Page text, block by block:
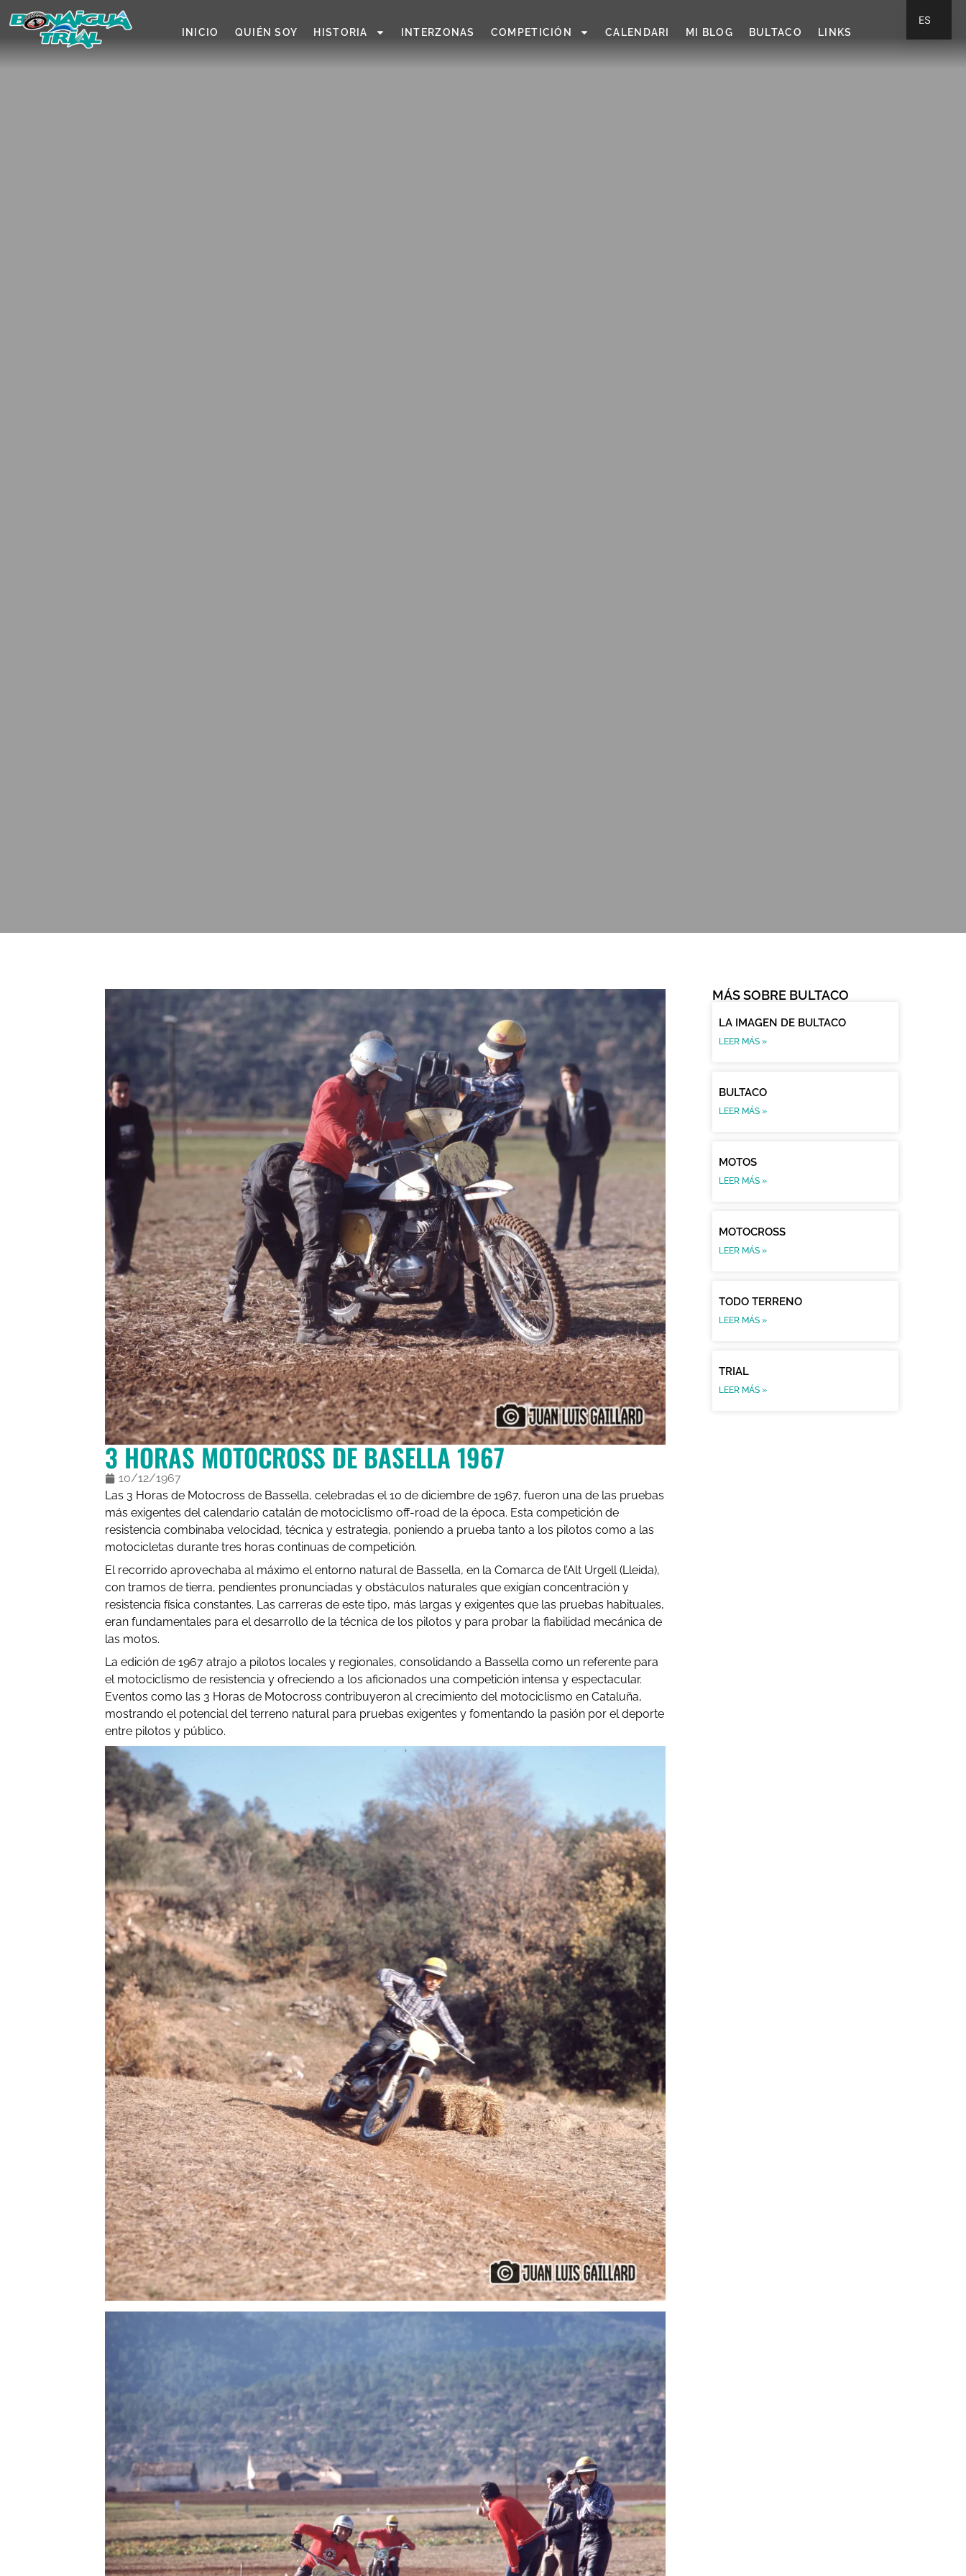
INICIO QUIÉN SOY HISTORIA INTERZONAS COMPETICIÓN CALENDARI MI BLOG BULTACO LINKS
3 HORAS MOTOCROSS DE BASELLA 1967
10/12/1967
Las 3 Horas de Motocross de Bassella, celebradas el 10 de diciembre de 1967, fueron una de las pruebas
más exigentes del calendario catalán de motociclismo off-road de la época. Esta competición de
resistencia combinaba velocidad, técnica y estrategia, poniendo a prueba tanto a los pilotos como a las
motocicletas durante tres horas continuas de competición.
El recorrido aprovechaba al máximo el entorno natural de Bassella, en la Comarca de l’Alt Urgell (Lleida),
con tramos de tierra, pendientes pronunciadas y obstáculos naturales que exigían concentración y
resistencia física constantes. Las carreras de este tipo, más largas y exigentes que las pruebas habituales,
eran fundamentales para el desarrollo de la técnica de los pilotos y para probar la fiabilidad mecánica de
las motos.
La edición de 1967 atrajo a pilotos locales y regionales, consolidando a Bassella como un referente para
el motociclismo de resistencia y ofreciendo a los aficionados una competición intensa y espectacular.
Eventos como las 3 Horas de Motocross contribuyeron al crecimiento del motociclismo en Cataluña,
mostrando el potencial del terreno natural para pruebas exigentes y fomentando la pasión por el deporte
entre pilotos y público.
MÁS SOBRE BULTACO
LA IMAGEN DE BULTACO
LEER MÁS »
BULTACO
LEER MÁS »
MOTOS
LEER MÁS »
MOTOCROSS
LEER MÁS »
TODO TERRENO
LEER MÁS »
TRIAL
LEER MÁS »
ES
CA